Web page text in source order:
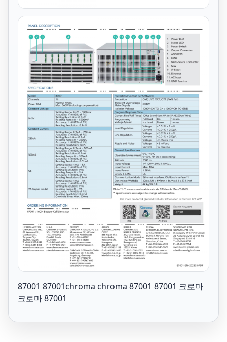
87001 87001chroma chroma 87001 87001 크로마
크로마 87001